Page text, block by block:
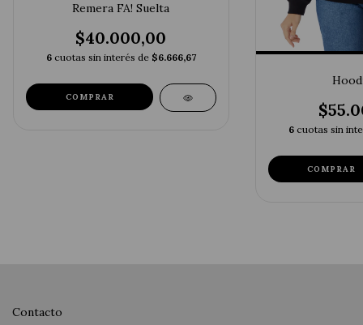
Remera FA! Suelta
$40.000,00
6 cuotas sin interés de $6.666,67
COMPRAR
6 cuotas sin
COMPRAR
Contacto